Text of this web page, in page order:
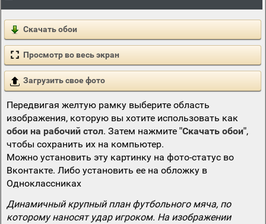
Скачать обои
Просмотр во весь экран
Загрузить свое фото
Передвигая желтую рамку выберите область
изображения, которую вы хотите использовать как
обои на рабочий стол. Затем нажмите "Скачать обои",
чтобы сохранить их на компьютер.
Можно установить эту картинку на фото-статус во
Вконтакте. Либо установить ее на обложку в
Одноклассниках
Динамичный крупный план футбольного мяча, по
которому наносят удар игроком. На изображении